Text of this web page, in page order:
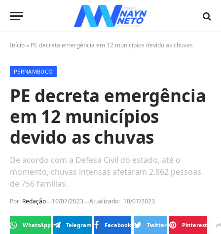
Início » PE decreta emergência em 12 municípios devido as chuvas
PERNAMBUCO
PE decreta emergência
em 12 municípios
devido as chuvas
De acordo com a Defesa Civil do estado, até o
momento, chuvas intensas afetaram 2.862 pessoas
de 756 famílias.
Por: Redação 10/07/2023 Atualizado: 10/07/2023
WhatsApp Telegram Facebook Twitter Pinterest